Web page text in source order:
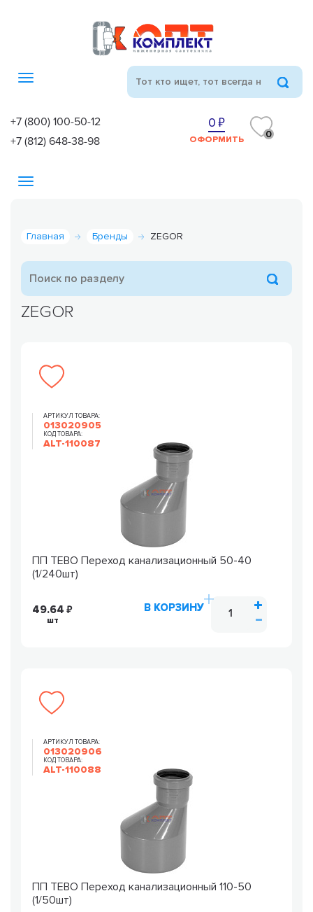
Toggle
+7 (800) 100-50-12
+7 (812) 648-38-98
0
ОФОРМИТЬ 0
Toggle
Главная Бренды ZEGOR
ZEGOR
АРТИКУЛ ТОВАРА:
013020905
КОД ТОВАРА:
ALT-110087
ПП TEBO Переход канализационный 50-40
(1/240шт)
49.64
шт
В КОРЗИНУ
АРТИКУЛ ТОВАРА:
013020906
КОД ТОВАРА:
ALT-110088
ПП TEBO Переход канализационный 110-50
(1/50шт)